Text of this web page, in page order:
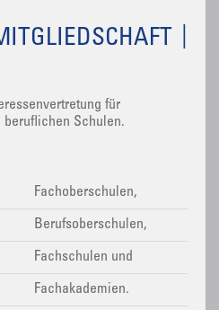
für
beruflichen Schulen.
Fachoberschulen,
Berufsoberschulen,
Fachschulen und
Fachakademien.